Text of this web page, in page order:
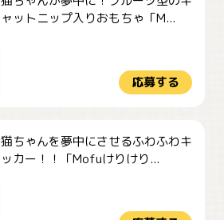
ャットニップ入りおもちゃ「M...
応募する
猫ちゃんを夢中にさせるふわふわキ
ッカー！！「Mofuけりけり...